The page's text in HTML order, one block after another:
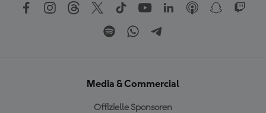
Media & Commercial
Offizielle Sponsoren